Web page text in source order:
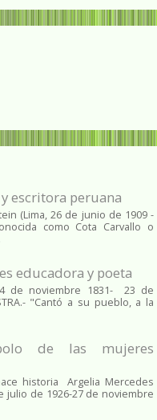
escritora peruana
(Lima, 26 de junio de 1909 -
como Cota Carvallo o
educadora y poeta
de noviembre 1831- 23 de
"Cantó a su pueblo, a la
de las mujeres
historia Argelia Mercedes
julio de 1926-27 de noviembre